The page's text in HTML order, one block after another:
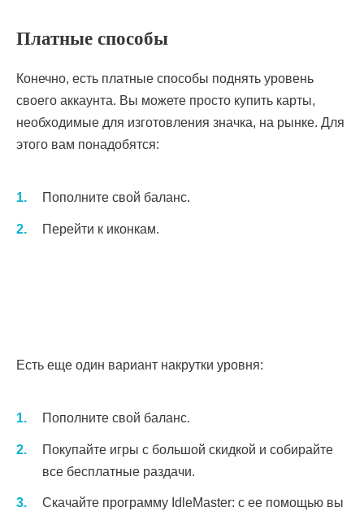
Платные способы
Конечно, есть платные способы поднять уровень
своего аккаунта. Вы можете просто купить карты,
необходимые для изготовления значка, на рынке. Для
этого вам понадобятся:
Пополните свой баланс.
Перейти к иконкам.
Есть еще один вариант накрутки уровня:
Пополните свой баланс.
Покупайте игры с большой скидкой и собирайте
все бесплатные раздачи.
Скачайте программу IdleMaster: с ее помощью вы